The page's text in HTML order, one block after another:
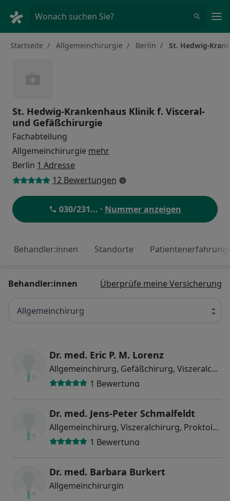
Wonach suchen Sie?
Startseite Allgemeinchirurgie Berlin St. Hedwig-
St. Hedwig-Krankenhaus Klinik f. Visceral-
und Gefäßchirurgie
Fachabteilung
Allgemeinchirurgie mehr
Berlin 1 Adresse
12 Bewertungen
030/231... · Nummer anzeigen
Behandler:innen Standorte
Behandler:innen Überprüfe meine Versicherung
Allgemeinchirurg
Dr. med. Eric P. M. Lorenz
Allgemeinchirurg, Gefäßchirurg, Viszeralchirurg
1 Bewertung
Dr. med. Jens-Peter Schmalfeldt
Allgemeinchirurg, Viszeralchirurg, Proktologe
1 Bewertung
Dr. med. Barbara Burkert
Allgemeinchirurgin